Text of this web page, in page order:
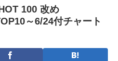
100 改め
～6/24付チャート